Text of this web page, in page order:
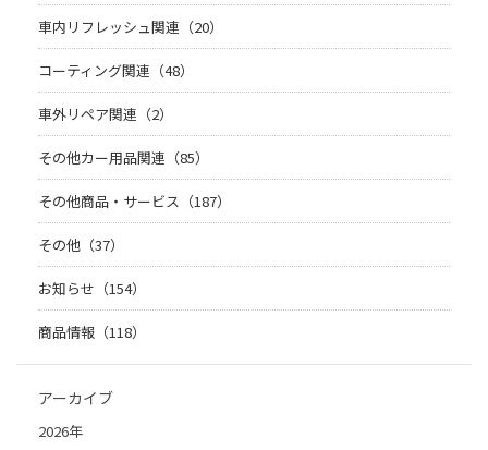
車内リフレッシュ関連（20）
コーティング関連（48）
車外リペア関連（2）
その他カー用品関連（85）
その他商品・サービス（187）
その他（37）
お知らせ（154）
商品情報（118）
アーカイブ
2026年